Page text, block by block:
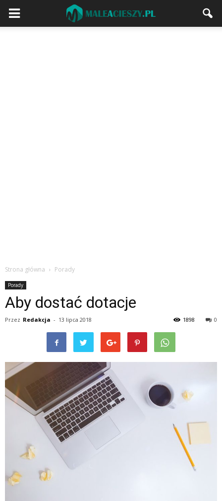
Strona główna Porady
Porady
Aby dostać dotacje
Przez Redakcja - 13 lipca 2018 0
1898